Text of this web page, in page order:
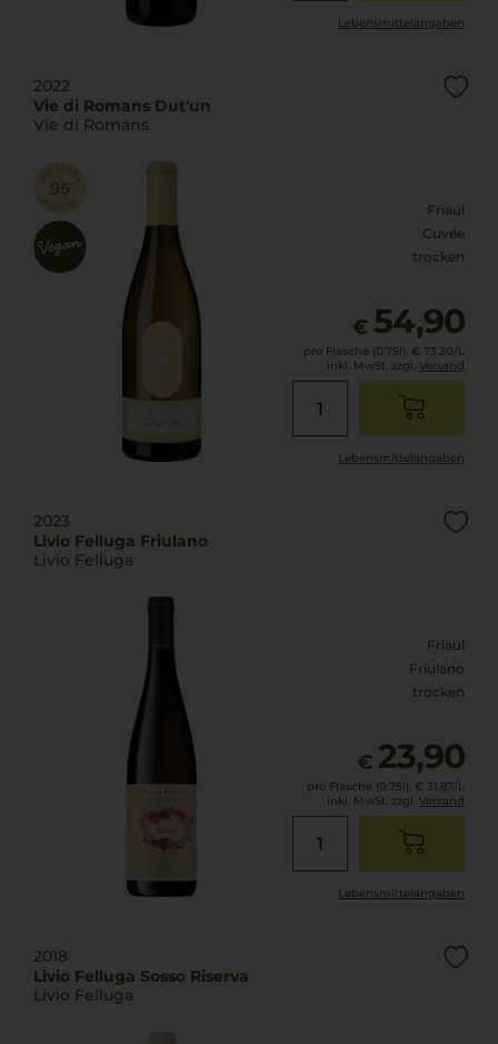
Lebensmittel­angaben
2022
Vie di Romans Dut'un
Vie di Romans
Friaul
Cuvée
trocken
€ 54,90
pro Flasche (0.75l), € 73,20/L
inkl. MwSt. zzgl. Versand
Lebensmittel­angaben
2023
Livio Felluga Friulano
Livio Felluga
Friaul
Friulano
trocken
€ 23,90
pro Flasche (0.75l), € 31,87/L
inkl. MwSt. zzgl. Versand
Lebensmittel­angaben
2018
Livio Felluga Sosso Riserva
Livio Felluga